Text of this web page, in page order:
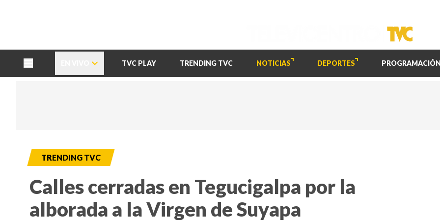
TVC PLAY TRENDING TVC NOTICIAS DEPORTES PROGRAMACIÓN
TRENDING TVC
Calles cerradas en Tegucigalpa por la
alborada a la Virgen de Suyapa